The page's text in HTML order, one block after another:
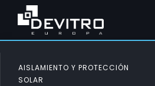
AISLAMIENTO Y PROTECCIÓN
SOLAR